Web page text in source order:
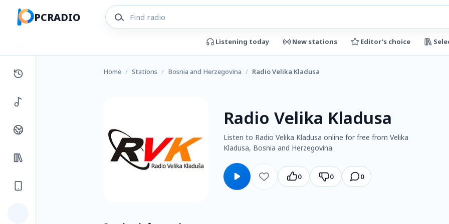
PCRADIO
Listening today New stations Editor's choice
Home / Stations / Bosnia and Herzegovina / Radio Velika Kladusa
Radio Velika Kladusa
Listen to Radio Velika Kladusa online for free from Velika
Kladusa, Bosnia and Herzegovina.
0 0 0